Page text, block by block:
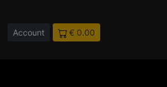
Account € 0.00